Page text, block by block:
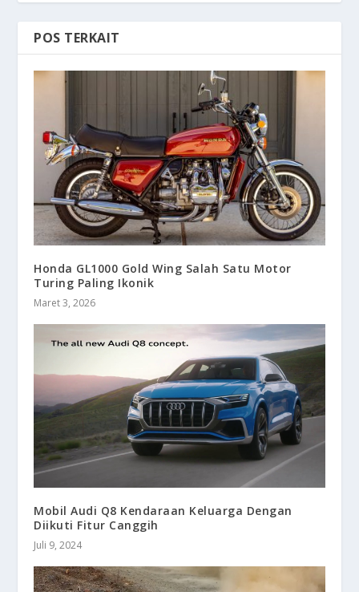
POS TERKAIT
Honda GL1000 Gold Wing Salah Satu Motor
Turing Paling Ikonik
Maret 3, 2026
Mobil Audi Q8 Kendaraan Keluarga Dengan
Diikuti Fitur Canggih
Juli 9, 2024